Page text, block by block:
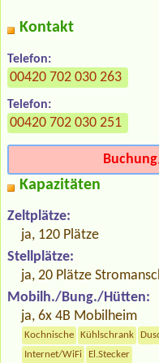
Kontakt
Telefon:
00420 702 030 263
Telefon:
00420 702 030 251
Kapazitäten
Zeltplätze:
ja, 120 Plätze
Stellplätze:
ja, 20 Plätze
Mobilh./Bung./Hütten:
ja, 6x 4B Mobilheim
Kochnische Kühlschrank
Internet/WiFi
El.Stecker